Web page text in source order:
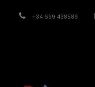
+34 699 438589